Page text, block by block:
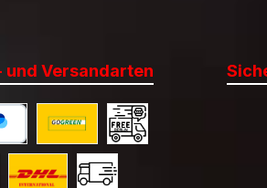
und Versandarten
Kühlpaket DHL Standard
Kühllieferung Berlin